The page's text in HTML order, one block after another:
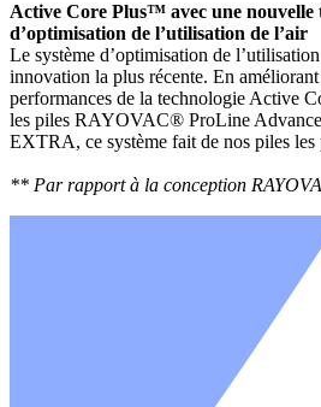
Active Core Plus™ avec une nouvelle
d’optimisation de l’utilisation de l’air
Le système d’optimisation de
innovation la plus récente. En
performances de la technologie Active
les piles RAYOVAC® ProLine
EXTRA, ce système fait de nos piles
** Par rapport à la conception